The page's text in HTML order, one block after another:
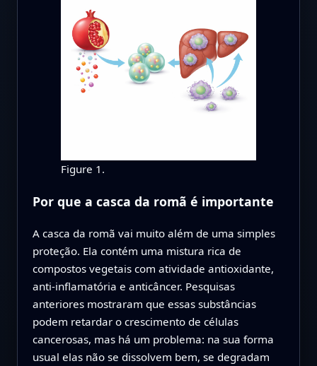
Figure 1.
Por que a casca da romã é importante
A casca da romã vai muito além de uma simples
proteção. Ela contém uma mistura rica de
compostos vegetais com atividade antioxidante,
anti-inflamatória e anticâncer. Pesquisas
anteriores mostraram que essas substâncias
podem retardar o crescimento de células
cancerosas, mas há um problema: na sua forma
usual elas não se dissolvem bem, se degradam